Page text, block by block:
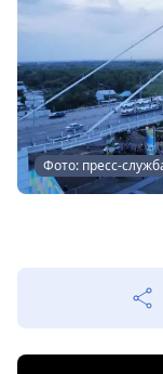
Фото: пресс-